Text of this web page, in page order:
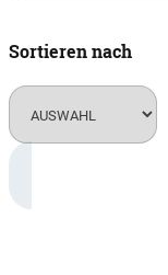
Sortieren nach